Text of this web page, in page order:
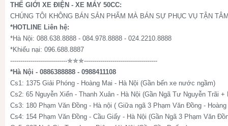
THẾ GIỚI XE ĐIỆN - XE MÁY 50CC:
CHÚNG TÔI KHÔNG BÁN SẢN PHẨM MÀ BÁN SỰ PHỤC VỤ TẬN
*HOTLINE Liên hệ:
*Hà Nội: 088.638.8888 - 084.978.8888 - 024.2210.8888
*Khiếu nại: 096.688.8887
----------------------------✯✯✯------------------------------------
*Hà Nội - 0886388888 - 0988411108
Cs1: 1375 Giải Phóng - Hoàng Mai - Hà Nội (Gần bến xe nước ngầm)
Cs2: 65 Nguyễn Xiển - Thanh Xuân - Hà Nội (Gần Ngã Tư Nguyễn Trãi +
Cs3: 180 Phạm Văn Đồng - Hà nội ( Giữa ngã 3 Phạm Văn Đồng -
Cs4: 154 Phạm Văn Đồng - Cầu Giấy - Hà Nội (Gần Ngã 3 Phạm Văn